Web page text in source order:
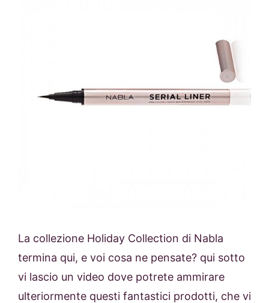
La collezione Holiday Collection di Nabla
termina qui, e voi cosa ne pensate? qui sotto
vi lascio un video dove potrete ammirare
ulteriormente questi fantastici prodotti, che vi